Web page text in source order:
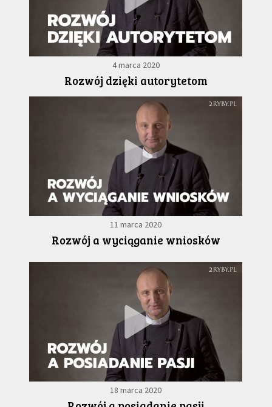
4 marca 2020
Rozwój dzięki autorytetom
11 marca 2020
Rozwój a wyciąganie wniosków
18 marca 2020